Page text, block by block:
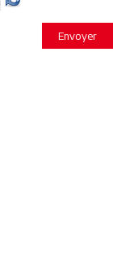
Envoyer